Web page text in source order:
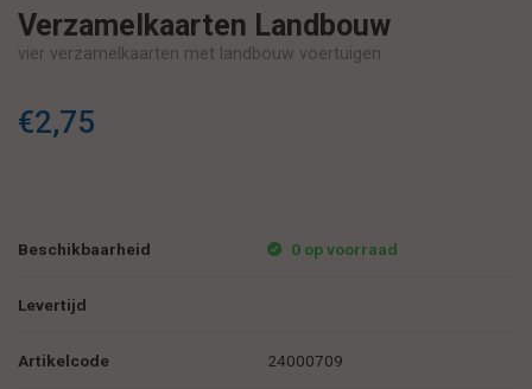
Verzamelkaarten Landbouw
vier verzamelkaarten met landbouw voertuigen
€2,75
Beschikbaarheid 0 op voorraad
Levertijd
Artikelcode 24000709